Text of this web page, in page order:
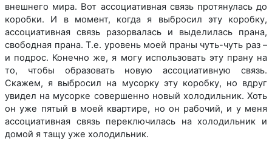
внешнего мира. Вот ассоциативная связь протянулась до
коробки. И в момент, когда я выбросил эту коробку,
ассоциативная связь разорвалась и выделилась прана,
свободная прана. Т.е. уровень моей праны чуть-чуть раз –
и подрос. Конечно же, я могу использовать эту прану на
то, чтобы образовать новую ассоциативную связь.
Скажем, я выбросил на мусорку эту коробку, но вдруг
увидел на мусорке совершенно новый холодильник. Хоть
он уже пятый в моей квартире, но он рабочий, и у меня
ассоциативная связь переключилась на холодильник и
домой я тащу уже холодильник.